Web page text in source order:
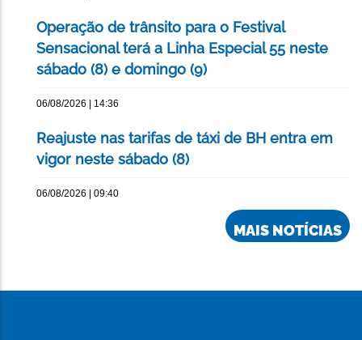
Operação de trânsito para o Festival
Sensacional terá a Linha Especial 55 neste
sábado (8) e domingo (9)
06/08/2026 | 14:36
Reajuste nas tarifas de táxi de BH entra em
vigor neste sábado (8)
06/08/2026 | 09:40
MAIS NOTÍCIAS